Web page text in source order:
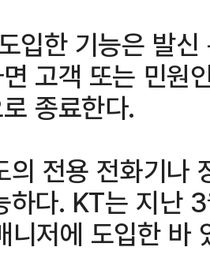
입한 기능은 발
고객 또는 민원
종료한다.
의 전용 전화기나
하다. KT는 지난
니저에 도입한 바